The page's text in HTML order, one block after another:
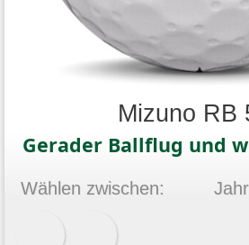
Mizuno RB
Gerader Ballflug und
Wählen zwischen: